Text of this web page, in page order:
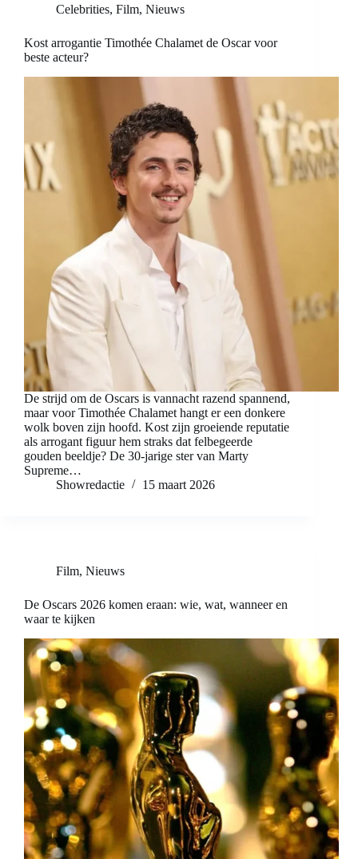
Celebrities, Film, Nieuws
Kost arrogantie Timothée Chalamet de Oscar voor
beste acteur?
De strijd om de Oscars is vannacht razend spannend,
maar voor Timothée Chalamet hangt er een donkere
wolk boven zijn hoofd. Kost zijn groeiende reputatie
als arrogant figuur hem straks dat felbegeerde
gouden beeldje? De 30-jarige ster van Marty
Supreme…
Showredactie
15 maart 2026
Film, Nieuws
De Oscars 2026 komen eraan: wie, wat, wanneer en
waar te kijken